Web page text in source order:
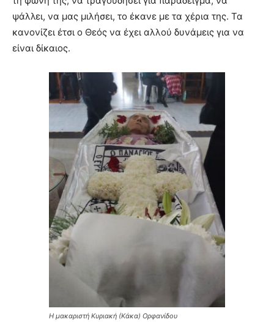
ψάλλει, να μας μιλήσει, το έκανε με τα χέρια της. Τα
κανονίζει έτσι ο Θεός να έχει αλλού δυνάμεις για να
είναι δίκαιος.
Η μακαριστή Κυριακή (Κάκα) Ορφανίδου